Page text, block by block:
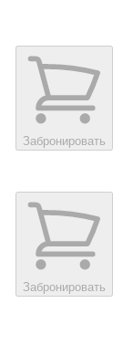
Забронировать
Забронировать